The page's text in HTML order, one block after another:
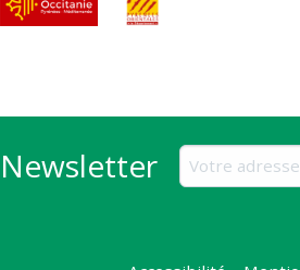
Newsletter